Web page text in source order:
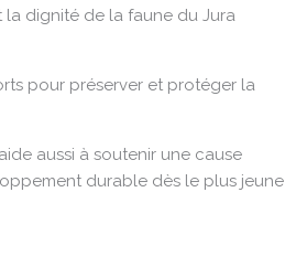
dignité de la faune du Jura
pour préserver et protéger la
aussi à soutenir une cause
durable dès le plus jeune